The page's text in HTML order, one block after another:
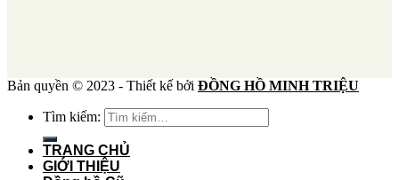
Bản quyền © 2023 - Thiết kế bởi ĐỒNG HỒ MINH TRIỆU
Tìm kiếm:
TRANG CHỦ
GIỚI THIỆU